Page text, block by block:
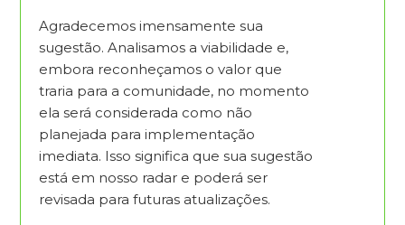
Agradecemos imensamente sua
sugestão. Analisamos a viabilidade e,
embora reconheçamos o valor que
traria para a comunidade, no momento
ela será considerada como não
planejada para implementação
imediata. Isso significa que sua sugestão
está em nosso radar e poderá ser
revisada para futuras atualizações.